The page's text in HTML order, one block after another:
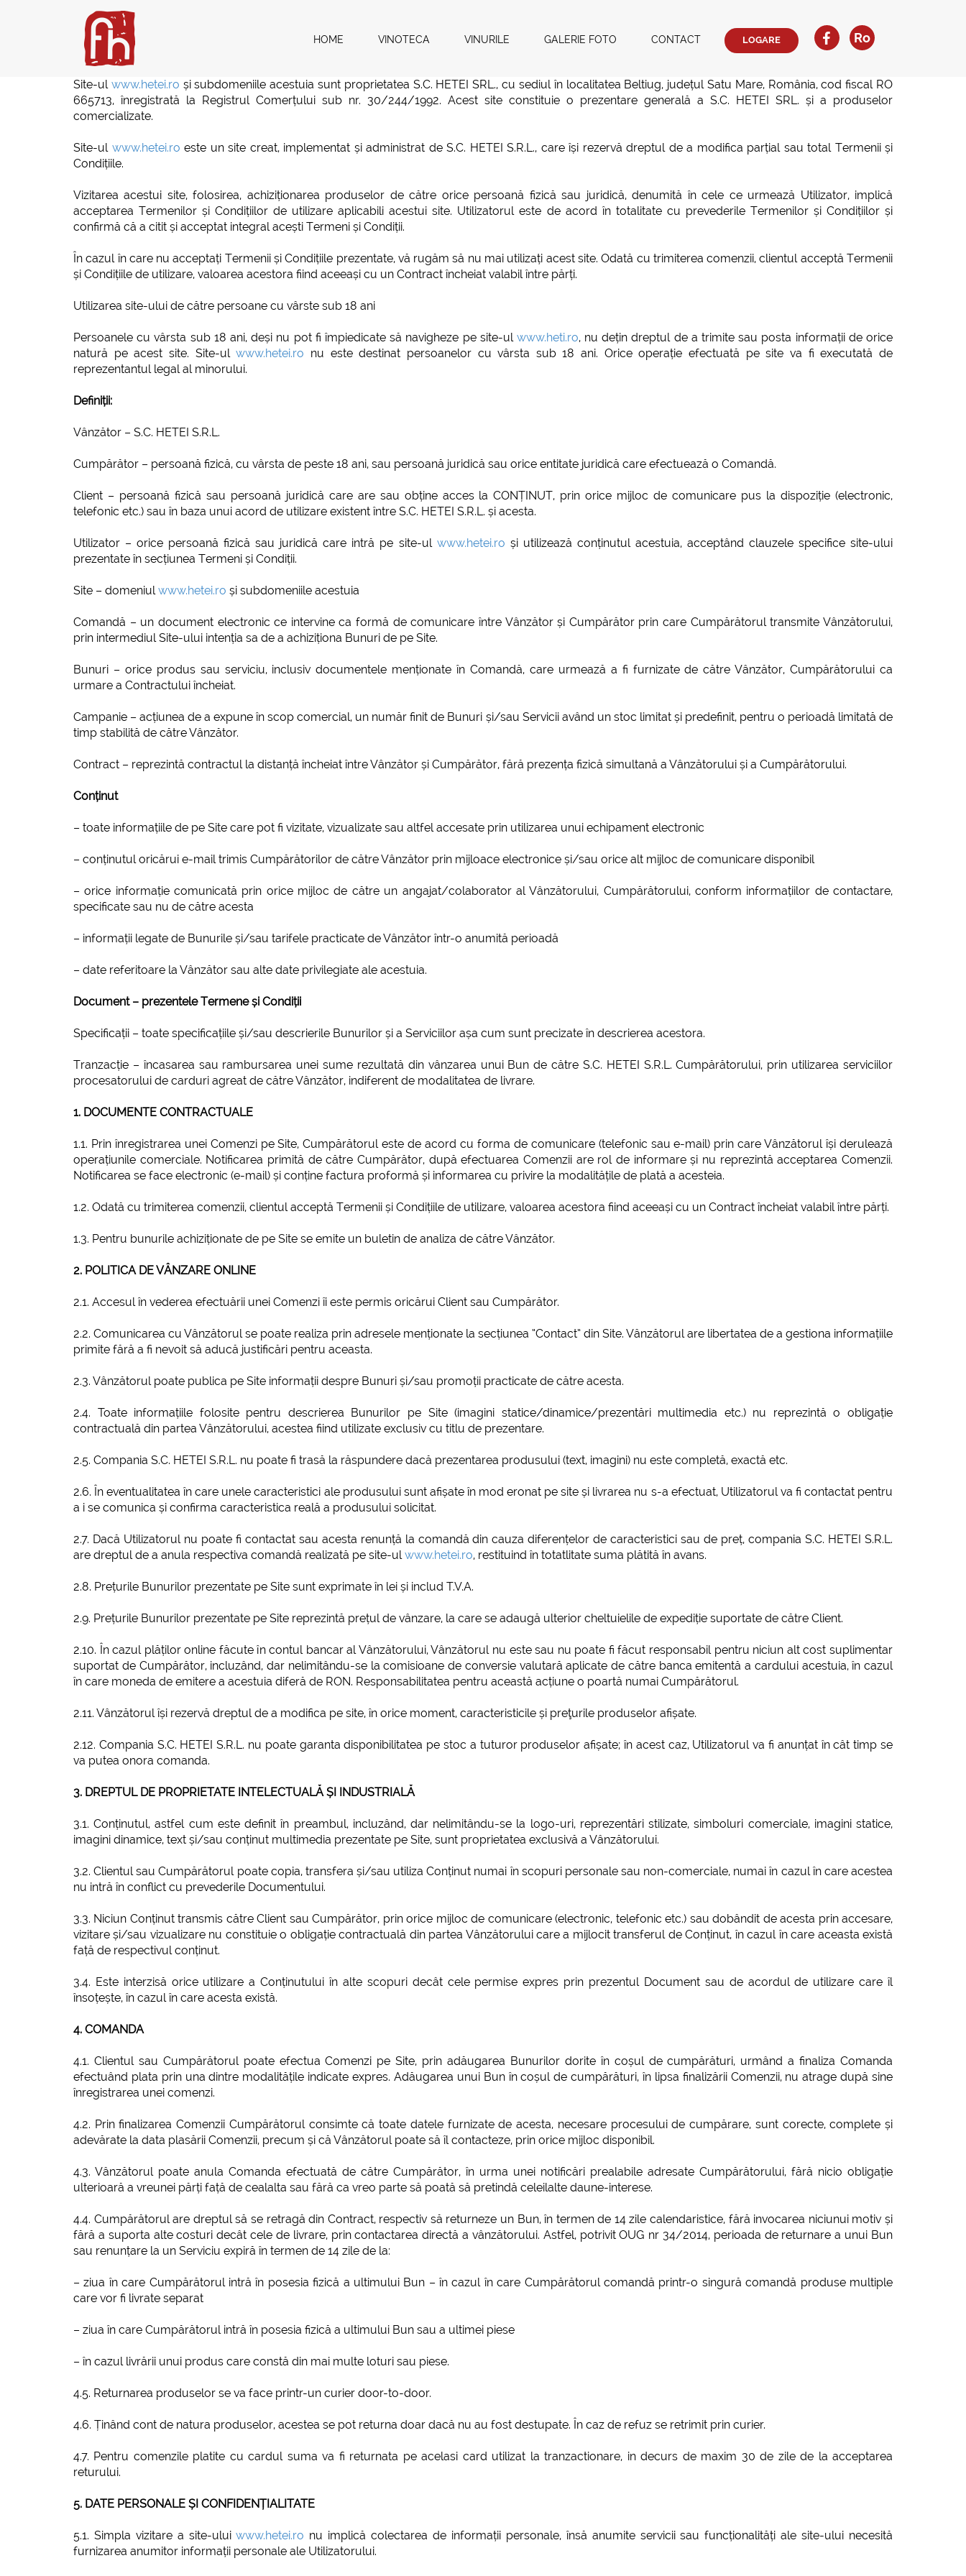
HOME VINOTECA VINURILE GALERIE FOTO CONTACT LOGARE Ro
Site-ul www.hetei.ro și subdomeniile acestuia sunt proprietatea S.C. HETEI SRL., cu sediul în localitatea Beltiug, județul Satu Mare, România, cod fiscal RO
665713, înregistrată la Registrul Comerțului sub nr. 30/244/1992. Acest site constituie o prezentare generală a S.C. HETEI SRL. și a produselor
comercializate.
Site-ul www.hetei.ro este un site creat, implementat și administrat de S.C. HETEI S.R.L., care își rezervă dreptul de a modifica parțial sau total Termenii și
Condițiile.
Vizitarea acestui site, folosirea, achiziționarea produselor de către orice persoană fizică sau juridică, denumită în cele ce urmează Utilizator, implică
acceptarea Termenilor și Condițiilor de utilizare aplicabili acestui site. Utilizatorul este de acord în totalitate cu prevederile Termenilor și Condițiilor și
confirmă că a citit și acceptat integral acești Termeni și Condiții.
În cazul în care nu acceptați Termenii și Condițiile prezentate, vă rugăm să nu mai utilizați acest site. Odată cu trimiterea comenzii, clientul acceptă Termenii
și Condițiile de utilizare, valoarea acestora fiind aceeași cu un Contract încheiat valabil între părți.
Utilizarea site-ului de către persoane cu vârste sub 18 ani
Persoanele cu vârsta sub 18 ani, deși nu pot fi împiedicate să navigheze pe site-ul www.heti.ro, nu dețin dreptul de a trimite sau posta informații de orice
natură pe acest site. Site-ulwww.hetei.ro nu este destinat persoanelor cu vârsta sub 18 ani. Orice operație efectuată pe site va fi executată de
reprezentantul legal al minorului.
Definiții:
Vânzător – S.C. HETEI S.R.L.
Cumpărător – persoană fizică, cu vârsta de peste 18 ani, sau persoană juridică sau orice entitate juridică care efectuează o Comandă.
Client – persoană fizică sau persoană juridică care are sau obține acces la CONȚINUT, prin orice mijloc de comunicare pus la dispoziție (electronic,
telefonic etc.) sau în baza unui acord de utilizare existent între S.C. HETEI S.R.L. și acesta.
Utilizator – orice persoană fizică sau juridică care intră pe site-ul www.hetei.ro și utilizează conținutul acestuia, acceptând clauzele specifice site-ului
prezentate în secțiunea Termeni și Condiții.
Site – domeniulwww.hetei.ro și subdomeniile acestuia
Comandă – un document electronic ce intervine ca formă de comunicare între Vânzător și Cumpărător prin care Cumpărătorul transmite Vânzătorului,
prin intermediul Site-ului intenția sa de a achiziționa Bunuri de pe Site.
Bunuri – orice produs sau serviciu, inclusiv documentele menționate în Comandă, care urmează a fi furnizate de către Vânzător, Cumpărătorului ca
urmare a Contractului încheiat.
Campanie – acțiunea de a expune în scop comercial, un număr finit de Bunuri și/sau Servicii având un stoc limitat și predefinit, pentru o perioadă limitată de
timp stabilită de către Vânzător.
Contract – reprezintă contractul la distanță încheiat între Vânzător și Cumpărător, fără prezența fizică simultană a Vânzătorului și a Cumpărătorului.
Conținut
– toate informațiile de pe Site care pot fi vizitate, vizualizate sau altfel accesate prin utilizarea unui echipament electronic
– conținutul oricărui e-mail trimis Cumpărătorilor de către Vânzător prin mijloace electronice și/sau orice alt mijloc de comunicare disponibil
– orice informație comunicată prin orice mijloc de către un angajat/colaborator al Vânzătorului, Cumpărătorului, conform informațiilor de contactare,
specificate sau nu de către acesta
– informații legate de Bunurile și/sau tarifele practicate de Vânzător într-o anumită perioadă
– date referitoare la Vânzător sau alte date privilegiate ale acestuia.
Document – prezentele Termene și Condiții
Specificații – toate specificațiile și/sau descrierile Bunurilor și a Serviciilor așa cum sunt precizate în descrierea acestora.
Tranzacție – încasarea sau rambursarea unei sume rezultată din vânzarea unui Bun de către S.C. HETEI S.R.L. Cumpărătorului, prin utilizarea serviciilor
procesatorului de carduri agreat de către Vânzător, indiferent de modalitatea de livrare.
1. DOCUMENTE CONTRACTUALE
1.1. Prin înregistrarea unei Comenzi pe Site, Cumpărătorul este de acord cu forma de comunicare (telefonic sau e-mail) prin care Vânzătorul își derulează
operațiunile comerciale. Notificarea primită de către Cumpărător, după efectuarea Comenzii are rol de informare și nu reprezintă acceptarea Comenzii.
Notificarea se face electronic (e-mail) și conține factura proformă și informarea cu privire la modalitățile de plată a acesteia.
1.2. Odată cu trimiterea comenzii, clientul acceptă Termenii și Condițiile de utilizare, valoarea acestora fiind aceeași cu un Contract încheiat valabil între părți.
1.3. Pentru bunurile achiziționate de pe Site se emite un buletin de analiza de către Vânzător.
2. POLITICA DE VÂNZARE ONLINE
2.1. Accesul în vederea efectuării unei Comenzi îi este permis oricărui Client sau Cumpărător.
2.2. Comunicarea cu Vânzătorul se poate realiza prin adresele menționate la secțiunea “Contact” din Site. Vânzătorul are libertatea de a gestiona informațiile
primite fără a fi nevoit să aducă justificări pentru aceasta.
2.3. Vânzătorul poate publica pe Site informații despre Bunuri și/sau promoții practicate de către acesta.
2.4. Toate informațiile folosite pentru descrierea Bunurilor pe Site (imagini statice/dinamice/prezentări multimedia etc.) nu reprezintă o obligație
contractuală din partea Vânzătorului, acestea fiind utilizate exclusiv cu titlu de prezentare.
2.5. Compania S.C. HETEI S.R.L. nu poate fi trasă la răspundere dacă prezentarea produsului (text, imagini) nu este completă, exactă etc.
2.6. În eventualitatea în care unele caracteristici ale produsului sunt afișate în mod eronat pe site și livrarea nu s-a efectuat, Utilizatorul va fi contactat pentru
a i se comunica și confirma caracteristica reală a produsului solicitat.
2.7. Dacă Utilizatorul nu poate fi contactat sau acesta renunță la comandă din cauza diferențelor de caracteristici sau de preț, compania S.C. HETEI S.R.L.
are dreptul de a anula respectiva comandă realizată pe site-ulwww.hetei.ro, restituind în totatlitate suma plătită în avans.
2.8. Prețurile Bunurilor prezentate pe Site sunt exprimate în lei și includ T.V.A.
2.9. Prețurile Bunurilor prezentate pe Site reprezintă prețul de vânzare, la care se adaugă ulterior cheltuielile de expediție suportate de către Client.
2.10. În cazul plăților online făcute în contul bancar al Vânzătorului, Vânzătorul nu este sau nu poate fi făcut responsabil pentru niciun alt cost suplimentar
suportat de Cumpărător, incluzând, dar nelimitându-se la comisioane de conversie valutară aplicate de către banca emitentă a cardului acestuia, în cazul
în care moneda de emitere a acestuia diferă de RON. Responsabilitatea pentru această acțiune o poartă numai Cumpărătorul.
2.11. Vânzătorul își rezervă dreptul de a modifica pe site, în orice moment, caracteristicile și preţurile produselor afișate.
2.12. Compania S.C. HETEI S.R.L. nu poate garanta disponibilitatea pe stoc a tuturor produselor afișate; în acest caz, Utilizatorul va fi anunțat în cât timp se
va putea onora comanda.
3. DREPTUL DE PROPRIETATE INTELECTUALĂ ȘI INDUSTRIALĂ
3.1. Conținutul, astfel cum este definit în preambul, incluzând, dar nelimitându-se la logo-uri, reprezentări stilizate, simboluri comerciale, imagini statice,
imagini dinamice, text și/sau conținut multimedia prezentate pe Site, sunt proprietatea exclusivă a Vânzătorului.
3.2. Clientul sau Cumpărătorul poate copia, transfera și/sau utiliza Conținut numai în scopuri personale sau non-comerciale, numai în cazul în care acestea
nu intră în conflict cu prevederile Documentului.
3.3. Niciun Conținut transmis către Client sau Cumpărător, prin orice mijloc de comunicare (electronic, telefonic etc.) sau dobândit de acesta prin accesare,
vizitare și/sau vizualizare nu constituie o obligație contractuală din partea Vânzătorului care a mijlocit transferul de Conținut, în cazul în care aceasta există
față de respectivul conținut.
3.4. Este interzisă orice utilizare a Conținutului în alte scopuri decât cele permise expres prin prezentul Document sau de acordul de utilizare care îl
însoțește, în cazul în care acesta există.
4. COMANDA
4.1. Clientul sau Cumpărătorul poate efectua Comenzi pe Site, prin adăugarea Bunurilor dorite în coșul de cumpărături, urmând a finaliza Comanda
efectuând plata prin una dintre modalitățile indicate expres. Adăugarea unui Bun în coșul de cumpărături, în lipsa finalizării Comenzii, nu atrage după sine
înregistrarea unei comenzi.
4.2. Prin finalizarea Comenzii Cumpărătorul consimte că toate datele furnizate de acesta, necesare procesului de cumpărare, sunt corecte, complete și
adevărate la data plasării Comenzii, precum și că Vânzătorul poate să îl contacteze, prin orice mijloc disponibil.
4.3. Vânzătorul poate anula Comanda efectuată de către Cumpărător, în urma unei notificări prealabile adresate Cumpărătorului, fără nicio obligație
ulterioară a vreunei părți față de cealalta sau fără ca vreo parte să poată să pretindă celeilalte daune-interese.
4.4. Cumpărătorul are dreptul să se retragă din Contract, respectiv să returneze un Bun, în termen de 14 zile calendaristice, fără invocarea niciunui motiv și
fără a suporta alte costuri decât cele de livrare, prin contactarea directă a vânzătorului. Astfel, potrivit OUG nr 34/2014, perioada de returnare a unui Bun
sau renunțare la un Serviciu expiră în termen de 14 zile de la:
– ziua în care Cumpărătorul intră în posesia fizică a ultimului Bun – în cazul în care Cumpărătorul comandă printr-o singură comandă produse multiple
care vor fi livrate separat
– ziua în care Cumpărătorul intră în posesia fizică a ultimului Bun sau a ultimei piese
– în cazul livrării unui produs care constă din mai multe loturi sau piese.
4.5. Returnarea produselor se va face printr-un curier door-to-door.
4.6. Ținând cont de natura produselor, acestea se pot returna doar dacă nu au fost destupate. În caz de refuz se retrimit prin curier.
4.7. Pentru comenzile platite cu cardul suma va fi returnata pe acelasi card utilizat la tranzactionare, in decurs de maxim 30 de zile de la acceptarea
returului.
5. DATE PERSONALE ȘI CONFIDENȚIALITATE
5.1. Simpla vizitare a site-uluiwww.hetei.ro nu implică colectarea de informații personale, însă anumite servicii sau funcționalități ale site-ului necesită
furnizarea anumitor informații personale ale Utilizatorului.